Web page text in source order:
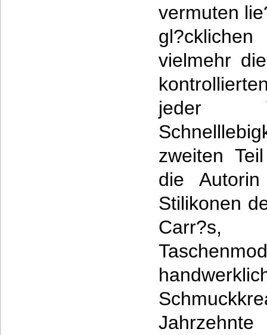
vermuten
vielmehr
jeder
zweiten
die
Stilikonen
Carr?s,